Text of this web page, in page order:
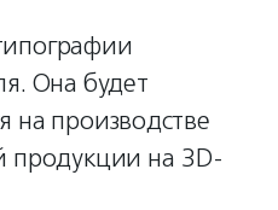
Она будет
на производстве
продукции на 3D-